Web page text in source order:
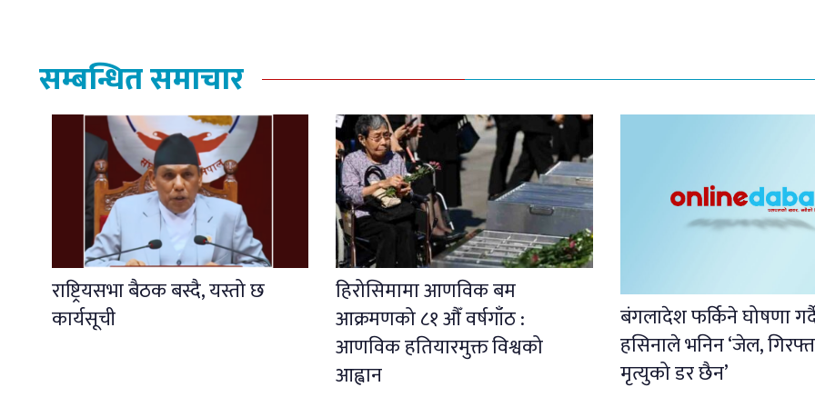
सम्बन्धित समाचार
राष्ट्रियसभा बैठक बस्दै, यस्तो छ
कार्यसूची
हिरोसिमामा आणविक बम
आक्रमणको ८१ औँ वर्षगाँठ :
आणविक हतियारमुक्त विश्वको
आह्वान
बंगलादेश फर्किने घोषणा
हसिनाले भनिन ‘जेल,
मृत्युको डर छैन’